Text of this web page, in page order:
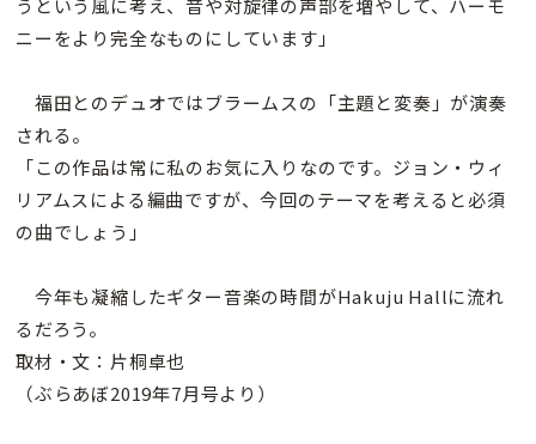
うという風に考え、音や対旋律の声部を増やして、ハーモ
ニーをより完全なものにしています」
福田とのデュオではブラームスの「主題と変奏」が演奏
される。
「この作品は常に私のお気に入りなのです。ジョン・ウィ
リアムスによる編曲ですが、今回のテーマを考えると必須
の曲でしょう」
今年も凝縮したギター音楽の時間がHakuju Hallに流れ
るだろう。
取材・文：片桐卓也
（ぶらあぼ2019年7月号より）